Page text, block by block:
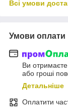
Всі умови
Умови оплати
Ви
або гроші
Детальніше
Оплатити